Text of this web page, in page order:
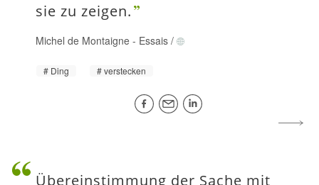
sie zu zeigen.
Michel de Montaigne - Essais /
Ding verstecken
Übereinstimmung der Sache mit